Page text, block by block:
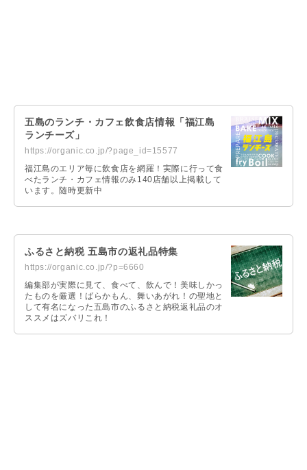
五島のランチ・カフェ飲食店情報「福江島
ランチーズ」
https://organic.co.jp/?page_id=15577
福江島のエリア毎に飲食店を網羅！実際に行って食
べたランチ・カフェ情報のみ140店舗以上掲載して
います。随時更新中
ふるさと納税 五島市の返礼品特集
https://organic.co.jp/?p=6660
編集部が実際に見て、食べて、飲んで！美味しかっ
たものを厳選！ばらかもん、舞いあがれ！の聖地と
して有名になった五島市のふるさと納税返礼品のオ
ススメはズバリこれ！